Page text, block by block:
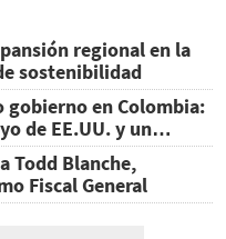
regional en la
sostenibilidad
gobierno en Colombia:
de EE.UU. y un
Todd Blanche,
Fiscal General